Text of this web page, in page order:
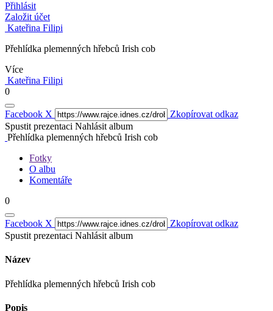
Přihlásit
Založit účet
Kateřina Filipi
Přehlídka plemenných hřebců Irish cob
Více
Kateřina Filipi
0
Facebook X
Zkopírovat odkaz
Spustit prezentaci Nahlásit album
Přehlídka plemenných hřebců Irish cob
Fotky
O albu
Komentáře
0
Facebook X
Zkopírovat odkaz
Spustit prezentaci Nahlásit album
Název
Přehlídka plemenných hřebců Irish cob
Popis